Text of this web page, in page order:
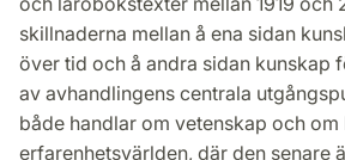
skillnaderna mellan å ena sidan
över tid och å andra sidan kunskap
av avhandlingens centrala
både handlar om vetenskap och
erfarenhetsvärlden, där den senare